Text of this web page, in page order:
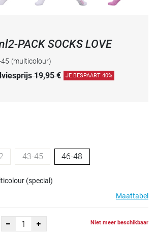
PACK SOCKS LOVE
(multicolour)
19,95 € JE BESPAART 40%
43-45 46-48
(special)
Maattabel
Niet meer beschikbaar